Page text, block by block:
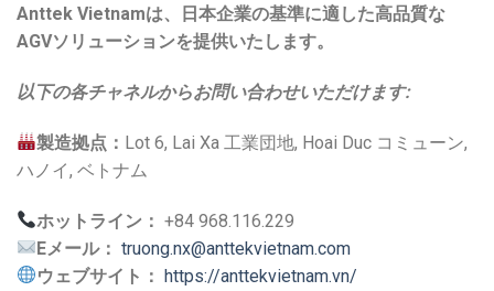
Anttek Vietnamは、日本企業の基準に適した高品質な
AGVソリューションを提供いたします。
以下の各チャネルからお問い合わせいただけます:
製造拠点： Lot 6, Lai Xa 工業団地, Hoai Duc コミューン,
ハノイ, ベトナム
ホットライン： +84 968.116.229
Eメール： truong.nx@anttekvietnam.com
ウェブサイト： https://anttekvietnam.vn/